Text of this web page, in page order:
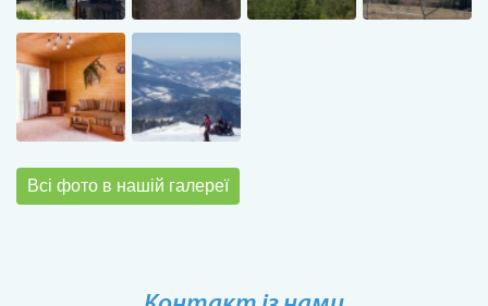
Всі фото в нашій галереї